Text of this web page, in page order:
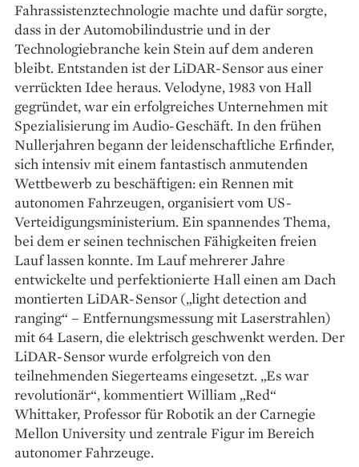
Fahrassistenztechnologie machte und dafür sorgte,
dass in der Automobilindustrie und in der
Technologiebranche kein Stein auf dem anderen
bleibt. Entstanden ist der LiDAR-Sensor aus einer
verrückten Idee heraus. Velodyne, 1983 von Hall
gegründet, war ein erfolgreiches Unternehmen mit
Spezialisierung im Audio-Geschäft. In den frühen
Nuller­jahren begann der leidenschaftliche Erfinder,
sich intensiv mit einem fantastisch anmutenden
Wettbewerb zu beschäftigen: ein Rennen mit
autonomen Fahrzeugen, organisiert vom US-
Verteidigungsministerium. Ein spannendes Thema,
bei dem er seinen technischen Fähigkeiten freien
Lauf lassen konnte. Im Lauf ­mehrerer Jahre
entwickelte und ­perfektionierte Hall einen am Dach
montierten ­LiDAR-Sensor („light detection and
ranging“ – Entfernungsmessung mit Laserstrahlen)
mit 64 Lasern, die elek­trisch geschwenkt werden. Der
LiDAR-­Sensor wurde erfolgreich von den
teilnehmenden Siegerteams eingesetzt. „Es war
revolutionär“, kommentiert William „Red“
Whittaker, Professor für Robotik an der Carnegie
Mellon University und zentrale Figur im Bereich
autonomer Fahrzeuge.